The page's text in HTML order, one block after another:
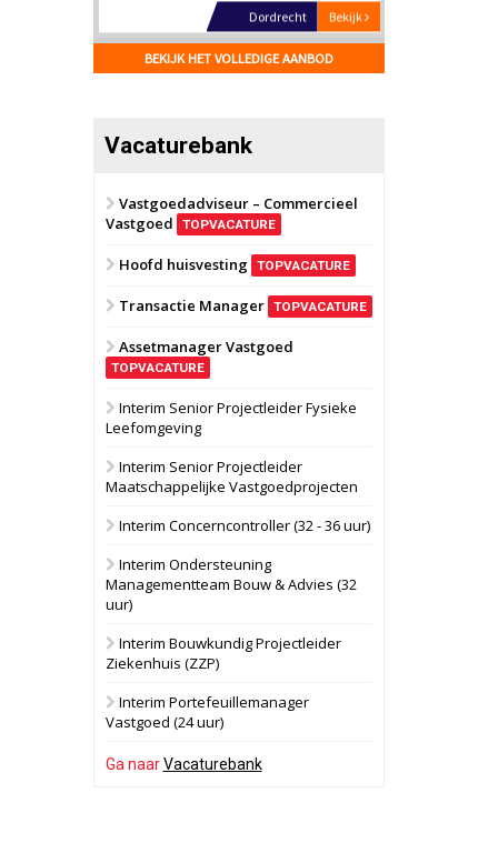
Bekijk
Hilversum
17 september 2026
Voormalig
Zwanenburg
6 oktober 2026 Transformatieobject
22 september 2026
28 september 2026
Grootschalig
bedrijventerrein
Bekijk
Schuinesloot
27 augustus 2026 Binnenvaartschip
17 september 2026
17 september 2026
Voormalig
BEKIJK HET VOLLEDIGE AANBOD
Vacaturebank
Vastgoedadviseur – Commercieel
Vastgoed
TOPVACATURE
Hoofd huisvesting TOPVACATURE
Transactie Manager TOPVACATURE
Assetmanager Vastgoed
TOPVACATURE
Interim Senior Projectleider Fysieke
Leefomgeving
Interim Senior Projectleider
Maatschappelijke Vastgoedprojecten
Interim Concerncontroller (32 - 36 uur)
Interim Ondersteuning
Managementteam Bouw & Advies (32
uur)
Interim Bouwkundig Projectleider
Ziekenhuis (ZZP)
Interim Portefeuillemanager
Vastgoed (24 uur)
Ga naarVacaturebank